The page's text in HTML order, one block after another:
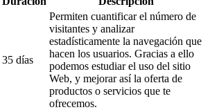
35 días
Permiten cuantificar el número de
visitantes y analizar
estadísticamente la navegación que
hacen los usuarios. Gracias a ello
podemos estudiar el uso del sitio
Web, y mejorar así la oferta de
productos o servicios que te
ofrecemos.